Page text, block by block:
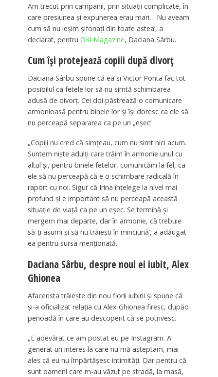
Am trecut prin campanii, prin situaţii complicate, în
care presiunea și expunerea erau mari… Nu aveam
cum să nu ieşim şifonaţi din toate astea’, a
declarat, pentru OK! Magazine, Daciana Sârbu.
Cum își protejează copiii după divorț
Daciana Sârbu spune că ea și Victor Ponta fac tot
posibilul ca fetele lor să nu simtă schimbarea
adusă de divorț. Cei doi păstrează o comunicare
armonioasă pentru binele lor și își doresc ca ele să
nu perceapă separarea ca pe un „eșec’.
„Copiii nu cred că simţeau, cum nu simt nici acum.
Suntem nişte adulţi care trăim în armonie unul cu
altul şi, pentru binele fetelor, comunicăm la fel, ca
ele să nu perceapă că e o schimbare radicală în
raport cu noi. Sigur că Irina înţelege la nivel mai
profund şi e important să nu perceapă această
situaţie de viaţă ca pe un eşec. Se termină şi
mergem mai departe, dar în armonie, că trebuie
să-ţi asumi şi să nu trăieşti în minciună’, a adăugat
ea pentru sursa menționată.
Daciana Sârbu, despre noul ei iubit, Alex
Ghionea
Afacerista trăiește din nou fiorii iubirii și spune că
și-a oficializat relația cu Alex Ghionea firesc, dupăo
perioadă în care au descoperit că se potrivesc.
„E adevărat ce am postat eu pe Instagram. A
generat un interes la care nu mă aşteptam, mai
ales că eu nu împărtăşesc intimităţi. Dar pentru că
sunt oameni care m-au văzut pe stradă, la masă,